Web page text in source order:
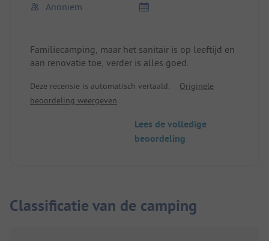
Anoniem
Familiecamping, maar het sanitair is op leeftijd en
aan renovatie toe, verder is alles goed.
Deze recensie is automatisch vertaald.
Originele
beoordeling weergeven
Lees de volledige
beoordeling
Classificatie van de camping